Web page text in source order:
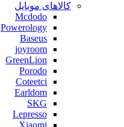
کالاهای موبایل
Mcdodo
Powerology
Baseus
joyroom
GreenLion
Porodo
Coteetci
Earldom
SKG
Lepresso
Xiaomi